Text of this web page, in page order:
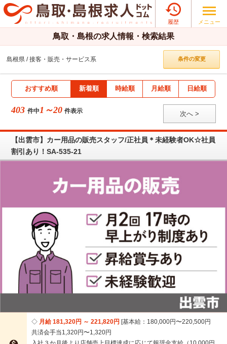

履歴 メニュー
鳥取・島根の求人情報・検索結果
島根県 接客・販売・サービス系 条件の変更
おすすめ順 新着順 時給順 月給順 日給順
403 件中 1～20 件表示 次へ >
【出雲市】カー用品の販売スタッフ/正社員＊未経験者OK☆社員
割引あり！SA-535-21
月給 181,320円 ～ 221,820円 基本給：180,000円〜220,500円
共済会手当1,320円〜1,320円